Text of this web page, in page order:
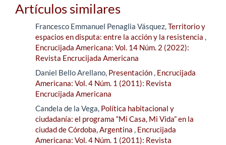
Artículos similares
Francesco Emmanuel Penaglia Vásquez,Territorio y
espacios en disputa: entre la acción y la resistencia ,
Encrucijada Americana: Vol. 14 Núm. 2 (2022):
Revista Encrucijada Americana
Daniel Bello Arellano, Presentación, Encrucijada
Americana: Vol. 4 Núm. 1 (2011): Revista
Encrucijada Americana
Candela de la Vega, Política habitacional y
ciudadanía: el programa “Mi Casa, Mi Vida” en la
ciudad de Córdoba, Argentina , Encrucijada
Americana: Vol. 4 Núm. 1 (2011): Revista